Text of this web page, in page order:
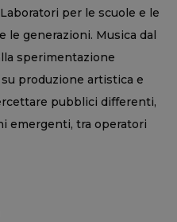
per le scuole e le
le generazioni. Musica dal
sperimentazione
produzione artistica e
pubblici differenti,
emergenti, tra operatori